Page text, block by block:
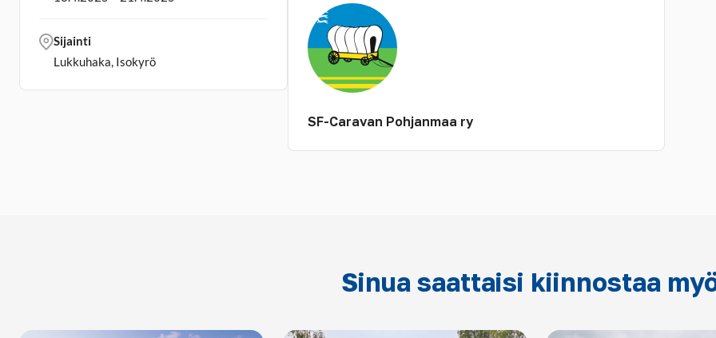
SF-Caravan Pohjanmaa ry
Sijainti
Lukkuhaka, Isokyrö
Sinua saattaisi kiinnostaa